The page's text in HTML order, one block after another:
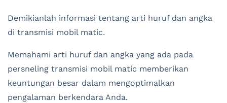
Demikianlah informasi tentang arti huruf dan angka
di transmisi mobil matic.
Memahami arti huruf dan angka yang ada pada
persneling transmisi mobil matic memberikan
keuntungan besar dalam mengoptimalkan
pengalaman berkendara Anda.